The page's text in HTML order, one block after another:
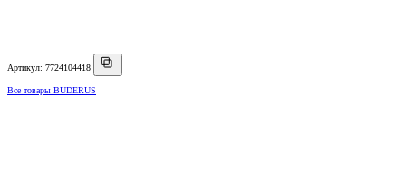
Артикул: 7724104418
Все товары BUDERUS